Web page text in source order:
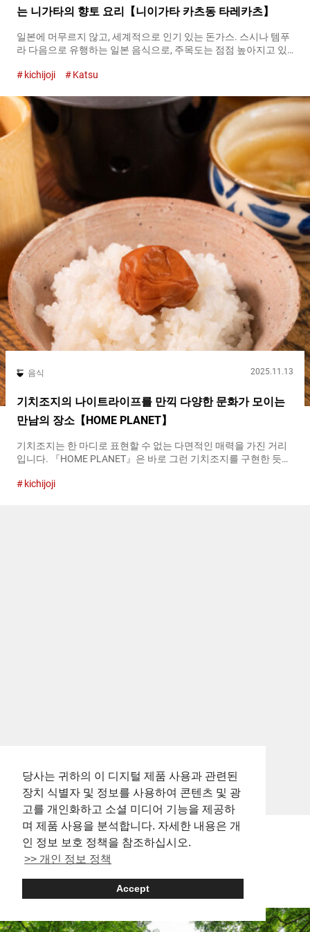
당사는 귀하의 이 디지털 제품 사용과 관련된
장치 식별자 및 정보를 사용하여 콘텐츠 및 광
고를 개인화하고 소셜 미디어 기능을 제공하
며 제품 사용을 분석합니다. 자세한 내용은 개
인 정보 보호 정책을 참조하십시오.
>> 개인 정보 정책
Accept
는 니가타의 향토 요리【니이가타 카츠동 타레카츠】
일본에 머무르지 않고, 세계적으로 인기 있는 돈가스. 스시나 템푸
라 다음으로 유행하는 일본 음식으로, 주목도는 점점 높아지고 있
돈가스이지만, 가게나 지역에 따라 스타일은 다양합니다. 니가타
기를 사용한 돈가스로, 소스에 적신 후 흰 쌀밥 위에 올립니다. 가
츠동과는 다른 타레카츠동은, 돈가스를 즐기는 방법의 가능성을
넓혀주는 존재입니다. 『니(이) 단모리 카츠동（Double Layer
Pork Katsu-don）』 런치：１,４００엔（세금 포함）／디너：
１,４６０엔（세금 포함） 기치조지에서 방문하고 싶다！ 니가타
스타일의 돈가스 니이가타에 가지 않아도, 본고장의 타레카츠동을
맛볼 수 있는 곳이, 도쿄, 교토, 오사카에 매장을 전개하는 『니이가
타 카츠동 타레카츠（Niigata Katsudon Tarekatsu）』입니다. 도
쿄에서 제１호점을 오픈한 『니이가타 카츠동 타레카츠（Niigata
Katsudon Tarekatsu）』는 니이가타산 식재료를 중심으로 사용
하며, 만드는 방법도 본고장의 타레카츠동에 충실합니다. 니이가
타산 『와부타(일본 돼지) 모치부타(돼지)（Waton Mochibuta／
premium Niigata pork）』를 얇게 펴서, 고온에 달군...
kichijoji Katsu
음식 2025.11.13
기치조지의 나이트라이프를 만끽 다양한 문화가 모이는
만남의 장소【HOME PLANET】
기치조지는 한 마디로 표현할 수 없는 다면적인 매력을 가진 거리
입니다. 『HOME PLANET』은 바로 그런 기치조지를 구현한 듯한
즐길 수 있는 바의 얼굴을 가지면서, 날에 따라 DJ 이벤트가 열리거
kichijoji
kichijoji: Things to Do